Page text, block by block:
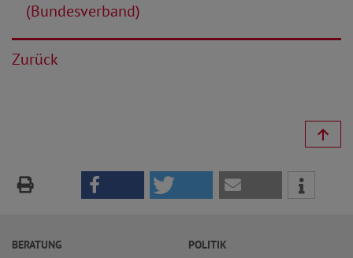
(Bundesverband)
Zurück
BERATUNG POLITIK